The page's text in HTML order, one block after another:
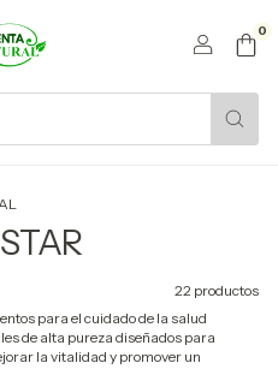
0
22 productos
para el cuidado de la salud
de alta pureza diseñados para
la vitalidad y promover un